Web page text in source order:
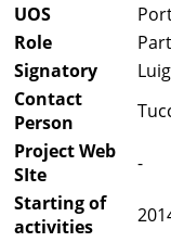
UOS
Role
Signatory
Contact
Person
Project Web
SIte
-
Starting of
activities